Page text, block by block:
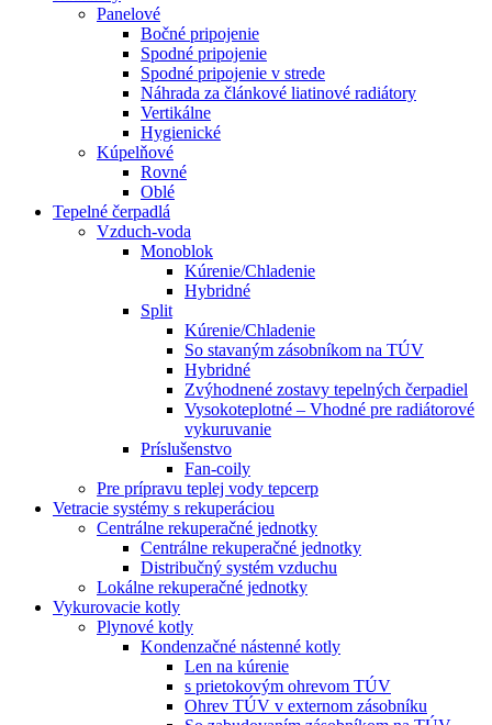
Panelové
Bočné pripojenie
Spodné pripojenie
Spodné pripojenie v strede
Náhrada za článkové liatinové radiátory
Vertikálne
Hygienické
Kúpelňové
Rovné
Oblé
Tepelné čerpadlá
Vzduch-voda
Monoblok
Kúrenie/Chladenie
Hybridné
Split
Kúrenie/Chladenie
So stavaným zásobníkom na TÚV
Hybridné
Zvýhodnené zostavy tepelných čerpadiel
Vysokoteplotné – Vhodné pre radiátorové
vykuruvanie
Príslušenstvo
Fan-coily
Pre prípravu teplej vody tepcerp
Vetracie systémy s rekuperáciou
Centrálne rekuperačné jednotky
Centrálne rekuperačné jednotky
Distribučný systém vzduchu
Lokálne rekuperačné jednotky
Vykurovacie kotly
Plynové kotly
Kondenzačné nástenné kotly
Len na kúrenie
s prietokovým ohrevom TÚV
Ohrev TÚV v externom zásobníku